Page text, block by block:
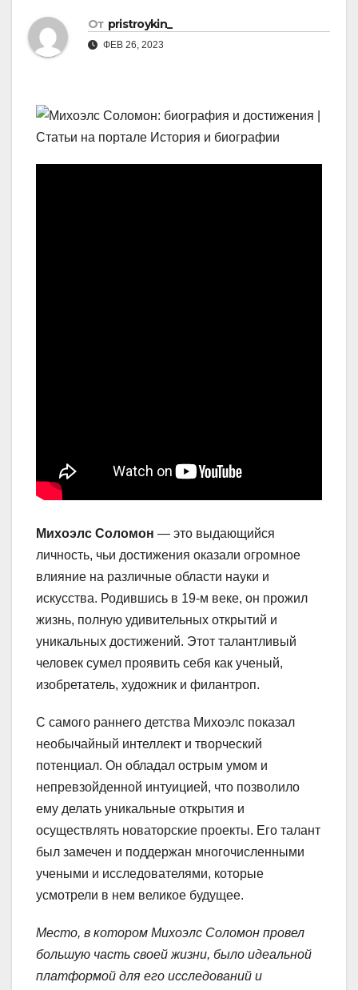
От pristroykin_
ФЕВ 26, 2023
Михоэлс Соломон — это выдающийся
личность, чьи достижения оказали огромное
влияние на различные области науки и
искусства. Родившись в 19-м веке, он прожил
жизнь, полную удивительных открытий и
уникальных достижений. Этот талантливый
человек сумел проявить себя как ученый,
изобретатель, художник и филантроп.
С самого раннего детства Михоэлс показал
необычайный интеллект и творческий
потенциал. Он обладал острым умом и
непревзойденной интуицией, что позволило
ему делать уникальные открытия и
осуществлять новаторские проекты. Его талант
был замечен и поддержан многочисленными
учеными и исследователями, которые
усмотрели в нем великое будущее.
Место, в котором Михоэлс Соломон провел
большую часть своей жизни, было идеальной
платформой для его исследований и